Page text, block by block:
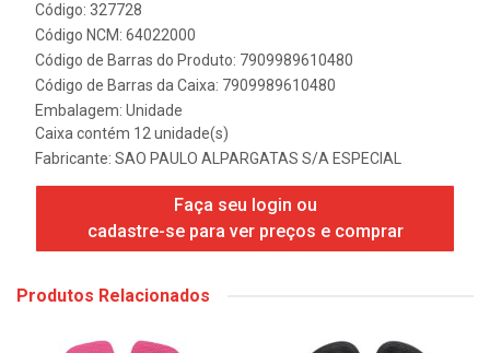
Código: 327728
Código NCM: 64022000
Código de Barras do Produto: 7909989610480
Código de Barras da Caixa: 7909989610480
Embalagem: Unidade
Caixa contém 12 unidade(s)
Fabricante: SAO PAULO ALPARGATAS S/A ESPECIAL
Faça seu login ou
cadastre-se para ver preços e comprar
Produtos Relacionados